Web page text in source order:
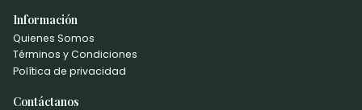
Información
Quienes Somos
Términos y Condiciones
Política de privacidad
Contáctanos